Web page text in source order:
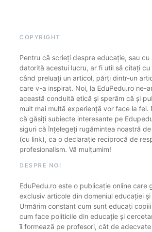
COPYRIGHT
Pentru că scrieți despre educație, sau cu
datorită acestui lucru, ar fi util să citați cu
când preluați un articol, părți dintr-un
care v-a inspirat. Noi, la EduPedu.ro ne-
această conduită etică și sperăm că și
mult mai multă experiență vor face la fel.
că găsiți subiecte interesante pe
siguri că înțelegeți rugămintea noastră
(cu link), ca o declarație reciprocă de
profesionalism. Vă mulțumim!
DESPRE NOI
EduPedu.ro este o publicație online care
exclusiv articole din domeniul educației
Urmărim constant cum sunt educați
cum face politicile din educație și
îi formează pe profesori, cât de adecvate